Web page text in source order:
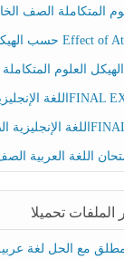
الصف الخامس عام الفصل الدراسي
المتكاملة الصف الخامس انسبير
العربية الصف الرابع
الملفات تحميلا
مع الحل لغة